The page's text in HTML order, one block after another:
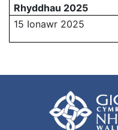
Rhyddhau 2025
15 Ionawr 2025